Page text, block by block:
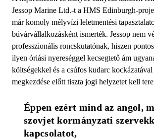
Jessop Marine Ltd.-t a HMS Edinburgh-
már komoly mélyvízi leletmentési
búvárvállalkozásként ismerték. Jessop nem
professzionális roncskutatónak, hiszen
ilyen óriási nyereséggel kecsegtető ám
költségekkel és a csúfos kudarc
megkezdése előtt tiszta jogi helyzetet kell
Éppen ezért mind az angol,
szovjet kormányzati
kapcsolatot,